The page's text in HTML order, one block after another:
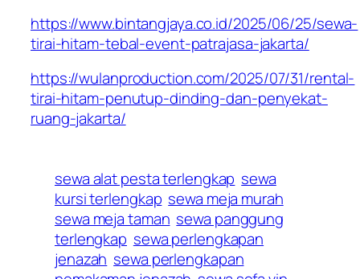
https://www.bintangjaya.co.id/2025/06/25/sewa-
tirai-hitam-tebal-event-patrajasa-jakarta/
https://wulanproduction.com/2025/07/31/rental-
tirai-hitam-penutup-dinding-dan-penyekat-
ruang-jakarta/
sewa alat pesta terlengkap sewa
kursi terlengkap sewa meja murah
sewa meja taman sewa panggung
terlengkap sewa perlengkapan
jenazah sewa perlengkapan